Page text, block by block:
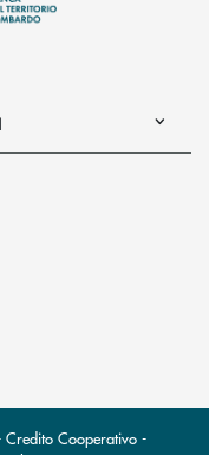
di posta elettronica)
elettronica)
Cooperativo -